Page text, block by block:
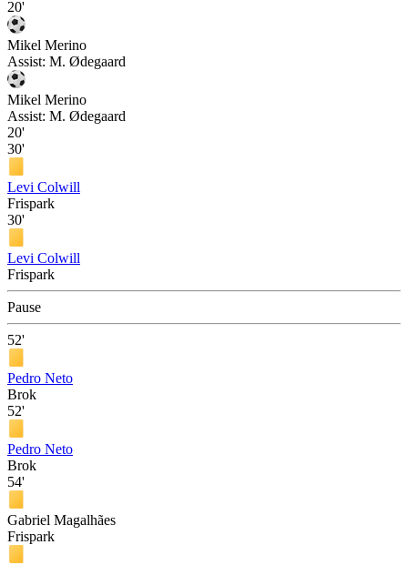
20'
Mikel Merino
Assist: M. Ødegaard
Mikel Merino
Assist: M. Ødegaard
20'
30'
Levi Colwill
Frispark
30'
Levi Colwill
Frispark
Pause
52'
Pedro Neto
Brok
52'
Pedro Neto
Brok
54'
Gabriel Magalhães
Frispark